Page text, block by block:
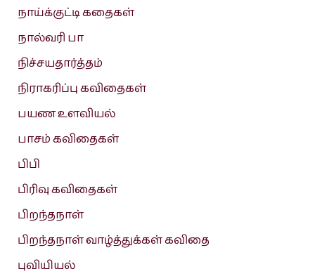
நாய்க்குட்டி கதைகள்
நால்வரி பா
நிச்சயதார்த்தம்
நிராகரிப்பு கவிதைகள்
பயண உளவியல்
பாசம் கவிதைகள்
பிபி
பிரிவு கவிதைகள்
பிறந்தநாள்
பிறந்தநாள் வாழ்த்துக்கள் கவிதை
புவியியல்